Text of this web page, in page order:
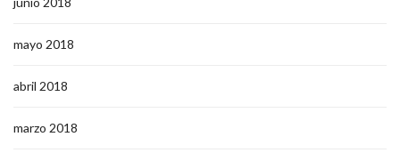
mayo 2018
abril 2018
marzo 2018